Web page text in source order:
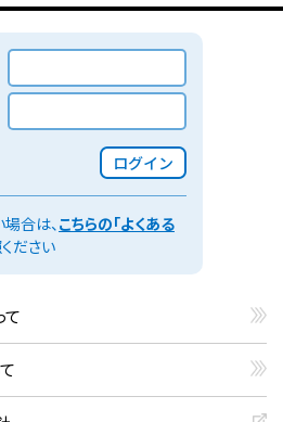
PMDAサイト）を開きます）：
：
血小板減少症、肝脾腫及び骨症状）
品】
ログイン
合は、こちらの「よくある
ださい
て